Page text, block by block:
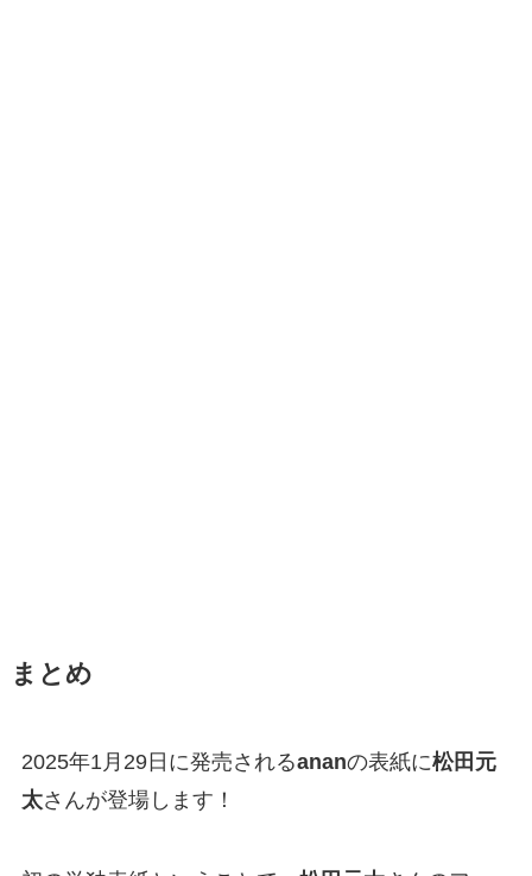
まとめ
2025年1月29日に発売されるananの表紙に松田元
太さんが登場します！